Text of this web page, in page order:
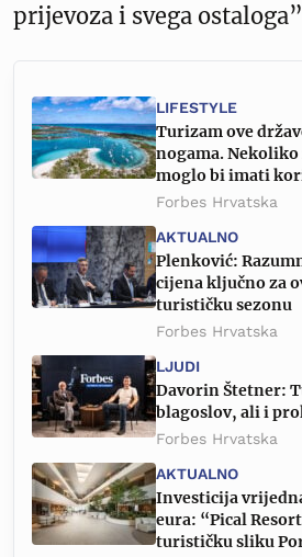
prijevoza i svega
LIFESTYLE
Turizam ove
nogama.
moglo bi imati
Forbes Hrvatska
AKTUALNO
Plenković:
cijena ključno za
turističku sezonu
Forbes Hrvatska
LJUDI
Davorin Štetner:
blagoslov, ali i
Forbes Hrvatska
AKTUALNO
Investicija
eura: “Pical
turističku sliku